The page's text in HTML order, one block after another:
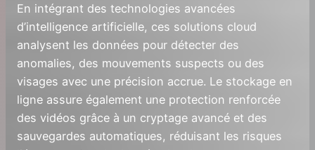
En intégrant des technologies avancées
d’intelligence artificielle, ces solutions cloud
analysent les données pour détecter des
anomalies, des mouvements suspects ou des
visages avec une précision accrue. Le stockage en
ligne assure également une protection renforcée
des vidéos grâce à un cryptage avancé et des
sauvegardes automatiques, réduisant les risques